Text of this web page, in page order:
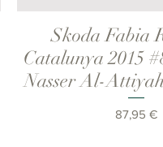
Vista
Skoda Fabia
Catalunya 2015
Nasser Al-
Precio
87,95 €